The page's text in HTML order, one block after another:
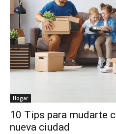
Hogar
10 Tips para mudarte
nueva ciudad